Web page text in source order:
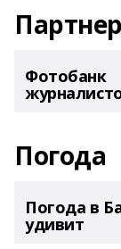
Фотобанк
Погода
Погода в
удивит